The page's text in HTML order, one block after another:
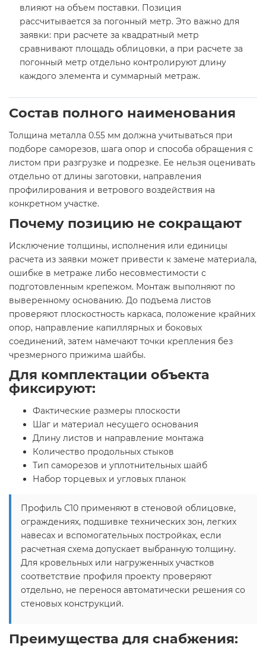
влияют на объем поставки. Позиция
рассчитывается за погонный метр. Это важно для
заявки: при расчете за квадратный метр
сравнивают площадь облицовки, а при расчете за
погонный метр отдельно контролируют длину
каждого элемента и суммарный метраж.
Состав полного наименования
Толщина металла 0.55 мм должна учитываться при
подборе саморезов, шага опор и способа обращения с
листом при разгрузке и подрезке. Ее нельзя оценивать
отдельно от длины заготовки, направления
профилирования и ветрового воздействия на
конкретном участке.
Почему позицию не сокращают
Исключение толщины, исполнения или единицы
расчета из заявки может привести к замене материала,
ошибке в метраже либо несовместимости с
подготовленным крепежом. Монтаж выполняют по
выверенному основанию. До подъема листов
проверяют плоскостность каркаса, положение крайних
опор, направление капиллярных и боковых
соединений, затем намечают точки крепления без
чрезмерного прижима шайбы.
Для комплектации объекта
фиксируют:
Фактические размеры плоскости
Шаг и материал несущего основания
Длину листов и направление монтажа
Количество продольных стыков
Тип саморезов и уплотнительных шайб
Набор торцевых и угловых планок
Профиль С10 применяют в стеновой облицовке,
ограждениях, подшивке технических зон, легких
навесах и вспомогательных постройках, если
расчетная схема допускает выбранную толщину.
Для кровельных или нагруженных участков
соответствие профиля проекту проверяют
отдельно, не перенося автоматически решения со
стеновых конструкций.
Преимущества для снабжения: